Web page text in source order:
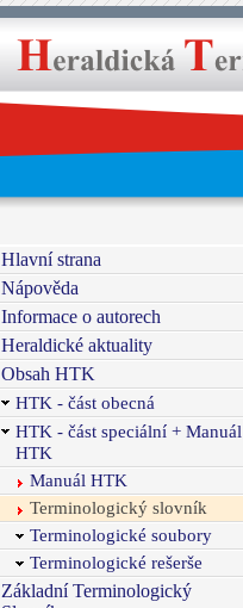
Hlavní strana
Nápověda
Informace o autorech
Heraldické aktuality
Obsah HTK
HTK - část obecná
HTK - část speciální + Manuál
HTK
Manuál HTK
Terminologický slovník
Terminologické soubory
Terminologické rešerše
Základní Terminologický